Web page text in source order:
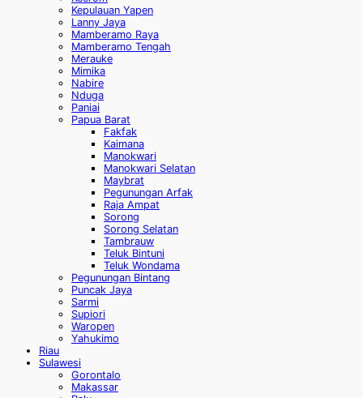
Kepulauan Yapen
Lanny Jaya
Mamberamo Raya
Mamberamo Tengah
Merauke
Mimika
Nabire
Nduga
Paniai
Papua Barat
Fakfak
Kaimana
Manokwari
Manokwari Selatan
Maybrat
Pegunungan Arfak
Raja Ampat
Sorong
Sorong Selatan
Tambrauw
Teluk Bintuni
Teluk Wondama
Pegunungan Bintang
Puncak Jaya
Sarmi
Supiori
Waropen
Yahukimo
Riau
Sulawesi
Gorontalo
Makassar